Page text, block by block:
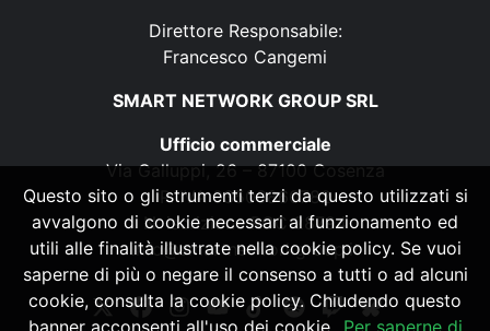
Direttore Responsabile:
Francesco Cangemi
SMART NETWORK GROUP SRL
Ufficio commerciale
Via Galluppi, 26 – 87100 Cosenza
P. IVA 03500860782
N. iscrizione ROC 28794
info@smartnetworkgroup.it
Questo sito o gli strumenti terzi da questo utilizzati si
avvalgono di cookie necessari al funzionamento ed
utili alle finalità illustrate nella cookie policy. Se vuoi
saperne di più o negare il consenso a tutti o ad alcuni
cookie, consulta la cookie policy. Chiudendo questo
banner acconsenti all'uso dei cookie.
Per saperne di